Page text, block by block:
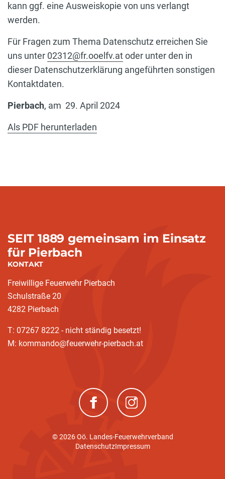
kann ggf. eine Ausweiskopie von uns verlangt
werden.
Für Fragen zum Thema Datenschutz erreichen Sie
uns unter 02312@fr.ooelfv.atoder unter den in
dieser Datenschutzerklärung angeführten sonstigen
Kontaktdaten.
Pierbach, am 29. April 2024
Als PDF herunterladen
SEIT 1889 gemeinsam im Einsatz
für Pierbach
KONTAKT
Freiwillige Feuerwehr Pierbach
Schulstraße 20
4282 Pierbach
T: 07267 8222 - nicht ständig besetzt!
M: kommando@feuerwehr-pierbach.at
(neues Fenster)(neues Fenster)
© 2026 Oö. Landes-Feuerwehrverband
Datenschutz(current)
Impressum